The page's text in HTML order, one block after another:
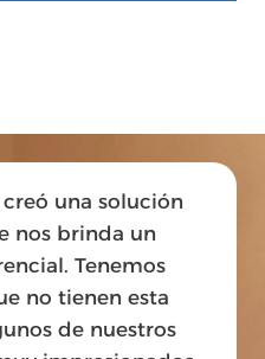
una solución
nos brinda un
Tenemos
no tienen esta
de nuestros